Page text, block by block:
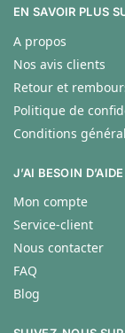
EN SAVOIR PLUS
A propos
Nos avis clients
Retour et
Politique de
Conditions
J’AI BESOIN D’AIDE
Mon compte
Service-client
Nous contacter
FAQ
Blog